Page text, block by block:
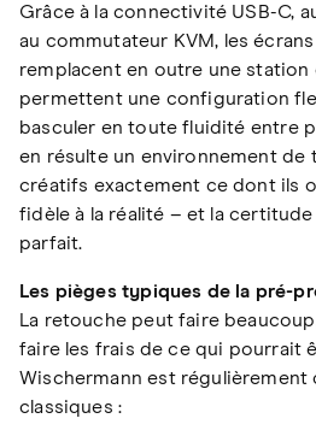
Grâce à la connectivité USB-C,
au commutateur KVM, les
remplacent en outre une
permettent une configuration
basculer en toute fluidité entre
en résulte un environnement de
créatifs exactement ce dont ils
fidèle à la réalité – et la
parfait.
Les pièges typiques de la pré-
La retouche peut faire
faire les frais de ce qui pourrait
Wischermann est
classiques :